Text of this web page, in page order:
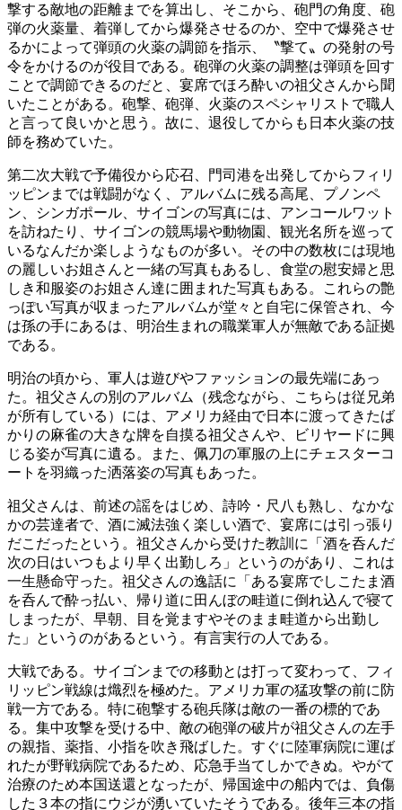
撃する敵地の距離までを算出し、そこから、砲門の角度、砲
弾の火薬量、着弾してから爆発させるのか、空中で爆発させ
るかによって弾頭の火薬の調節を指示、〝撃て〟の発射の号
令をかけるのが役目である。砲弾の火薬の調整は弾頭を回す
ことで調節できるのだと、宴席でほろ酔いの祖父さんから聞
いたことがある。砲撃、砲弾、火薬のスペシャリストで職人
と言って良いかと思う。故に、退役してからも日本火薬の技
師を務めていた。
第二次大戦で予備役から応召、門司港を出発してからフィリ
ッピンまでは戦闘がなく、アルバムに残る高尾、プノンペ
ン、シンガポール、サイゴンの写真には、アンコールワット
を訪ねたり、サイゴンの競馬場や動物園、観光名所を巡って
いるなんだか楽しようなものが多い。その中の数枚には現地
の麗しいお姐さんと一緒の写真もあるし、食堂の慰安婦と思
しき和服姿のお姐さん達に囲まれた写真もある。これらの艶
っぽい写真が収まったアルバムが堂々と自宅に保管され、今
は孫の手にあるは、明治生まれの職業軍人が無敵である証拠
である。
明治の頃から、軍人は遊びやファッションの最先端にあっ
た。祖父さんの別のアルバム（残念ながら、こちらは従兄弟
が所有している）には、アメリカ経由で日本に渡ってきたば
かりの麻雀の大きな牌を自摸る祖父さんや、ビリヤードに興
じる姿が写真に遺る。また、佩刀の軍服の上にチェスターコ
ートを羽織った洒落姿の写真もあった。
祖父さんは、前述の謡をはじめ、詩吟・尺八も熟し、なかな
かの芸達者で、酒に滅法強く楽しい酒で、宴席には引っ張り
だこだったという。祖父さんから受けた教訓に「酒を呑んだ
次の日はいつもより早く出勤しろ」というのがあり、これは
一生懸命守った。祖父さんの逸話に「ある宴席でしこたま酒
を呑んで酔っ払い、帰り道に田んぼの畦道に倒れ込んで寝て
しまったが、早朝、目を覚ますやそのまま畦道から出勤し
た」というのがあるという。有言実行の人である。
大戦である。サイゴンまでの移動とは打って変わって、フィ
リッピン戦線は熾烈を極めた。アメリカ軍の猛攻撃の前に防
戦一方である。特に砲撃する砲兵隊は敵の一番の標的であ
る。集中攻撃を受ける中、敵の砲弾の破片が祖父さんの左手
の親指、薬指、小指を吹き飛ばした。すぐに陸軍病院に運ば
れたが野戦病院であるため、応急手当てしかできぬ。やがて
治療のため本国送還となったが、帰国途中の船内では、負傷
した３本の指にウジが湧いていたそうである。後年三本の指